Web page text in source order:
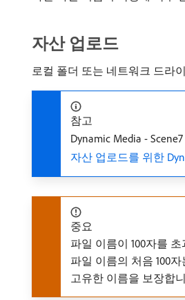
자산 업로드
로컬 폴더 또는 네트워크 드라
참고
Dynamic Media -
자산 업로드를 위한
중요
파일 이름이 100자를
파일 이름의 처음 100
고유한 이름을 보장합